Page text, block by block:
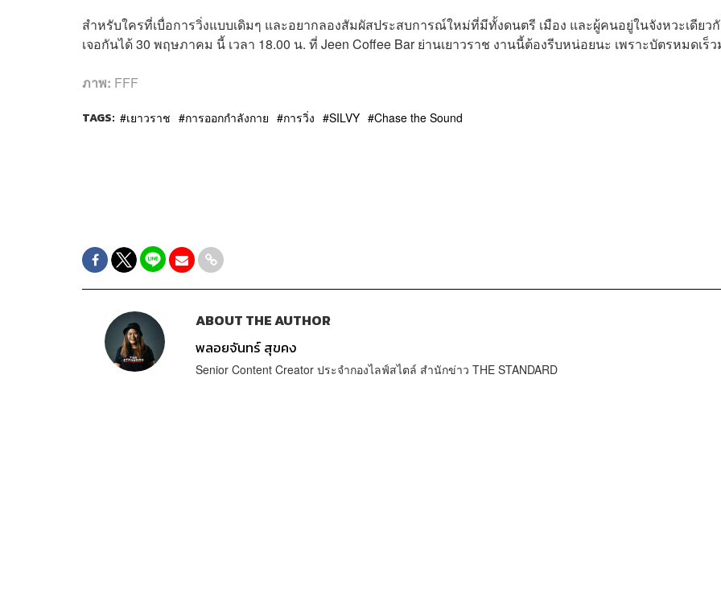
สำหรับใครที่เบื่อการวิ่งแบบเดิมๆ และอยากลองสัมผัสประสบการณ์ใหม่ที่มีทั้งดนตรี เมือง และผู้คนอยู่ในจังหวะเดียว
เจอกันได้ 30 พฤษภาคม นี้ เวลา 18.00 น. ที่ Jeen Coffee Bar ย่านเยาวราช งานนี้ต้องรีบหน่อยนะ เพราะบัตรหมดเร็
ภาพ: FFF
TAGS: เยาวราช การออกกำลังกาย การวิ่ง SILVY Chase the Sound
ABOUT THE AUTHOR
พลอยจันทร์ สุขคง
Senior Content Creator ประจำกองไลฟ์สไตล์ สำนักข่าว THE STANDARD